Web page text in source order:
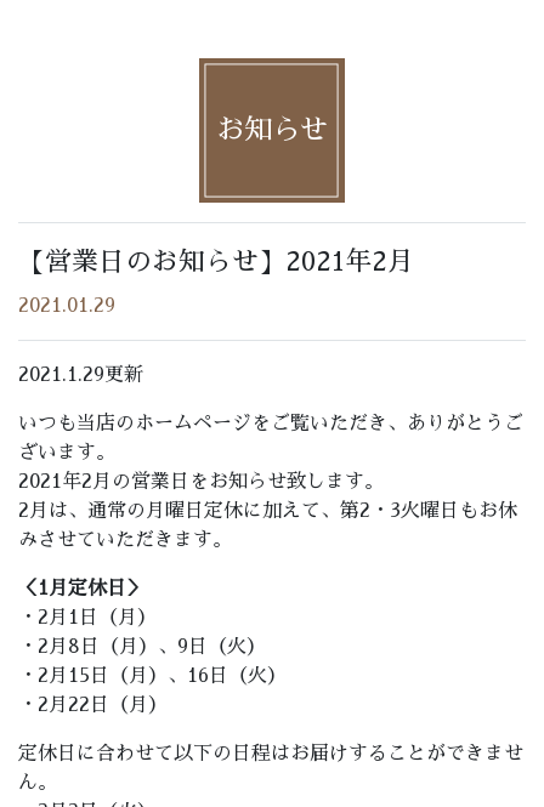
お知らせ
【営業日のお知らせ】2021年2月
2021.01.29
2021.1.29更新
いつも当店のホームページをご覧いただき、ありがとうご
ざいます。
2021年2月の営業日をお知らせ致します。
2月は、通常の月曜日定休に加えて、第2・3火曜日もお休
みさせていただきます。
＜1月定休日＞
・2月1日（月）
・2月8日（月）、9日（火）
・2月15日（月）、16日（火）
・2月22日（月）
定休日に合わせて以下の日程はお届けすることができませ
ん。